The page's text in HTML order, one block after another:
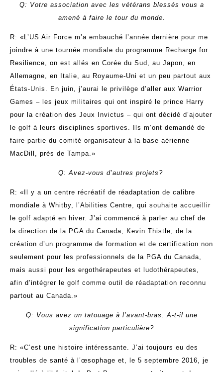
Q: Votre association avec les vétérans blessés vous a
amené à faire le tour du monde.
R: «L’US Air Force m’a embauché l’année dernière pour me
joindre à une tournée mondiale du programme Recharge for
Resilience, on est allés en Corée du Sud, au Japon, en
Allemagne, en Italie, au Royaume-Uni et un peu partout aux
États-Unis. En juin, j’aurai le privilège d’aller aux Warrior
Games – les jeux militaires qui ont inspiré le prince Harry
pour la création des Jeux Invictus – qui ont décidé d’ajouter
le golf à leurs disciplines sportives. Ils m’ont demandé de
faire partie du comité organisateur à la base aérienne
MacDill, près de Tampa.»
Q: Avez-vous d’autres projets?
R: «Il y a un centre récréatif de réadaptation de calibre
mondiale à Whitby, l’Abilities Centre, qui souhaite accueillir
le golf adapté en hiver. J’ai commencé à parler au chef de
la direction de la PGA du Canada, Kevin Thistle, de la
création d’un programme de formation et de certification non
seulement pour les professionnels de la PGA du Canada,
mais aussi pour les ergothérapeutes et ludothérapeutes,
afin d’intégrer le golf comme outil de réadaptation reconnu
partout au Canada.»
Q: Vous avez un tatouage à l’avant-bras. A-t-il une
signification particulière?
R: «C’est une histoire intéressante. J’ai toujours eu des
troubles de santé à l’œsophage et, le 5 septembre 2016, je